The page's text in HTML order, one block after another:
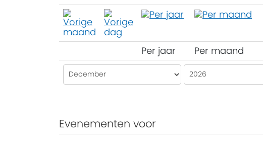
Per jaar Per maand
Evenementen voor